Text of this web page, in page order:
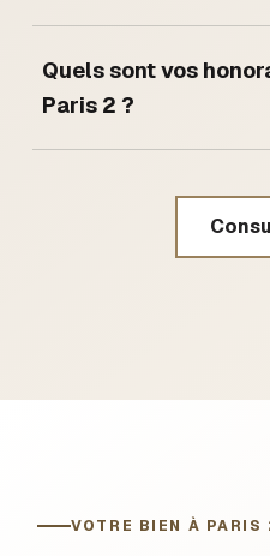
Quels sont vos
Paris 2 ?
VOTRE BIEN À PARIS